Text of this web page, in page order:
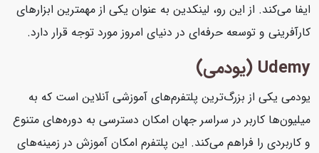
ایفا می‌کند. از این رو، لینکدین به عنوان یکی از مهمترین ابزارهای
کارآفرینی و توسعه حرفه‌ای در دنیای امروز مورد توجه قرار دارد.
Udemy (یودمی)
یودمی یکی از بزرگ‌ترین پلتفرم‌های آموزشی آنلاین است که به
میلیون‌ها کاربر در سراسر جهان امکان دسترسی به دوره‌های متنوع
و کاربردی را فراهم می‌کند. این پلتفرم امکان آموزش در زمینه‌های